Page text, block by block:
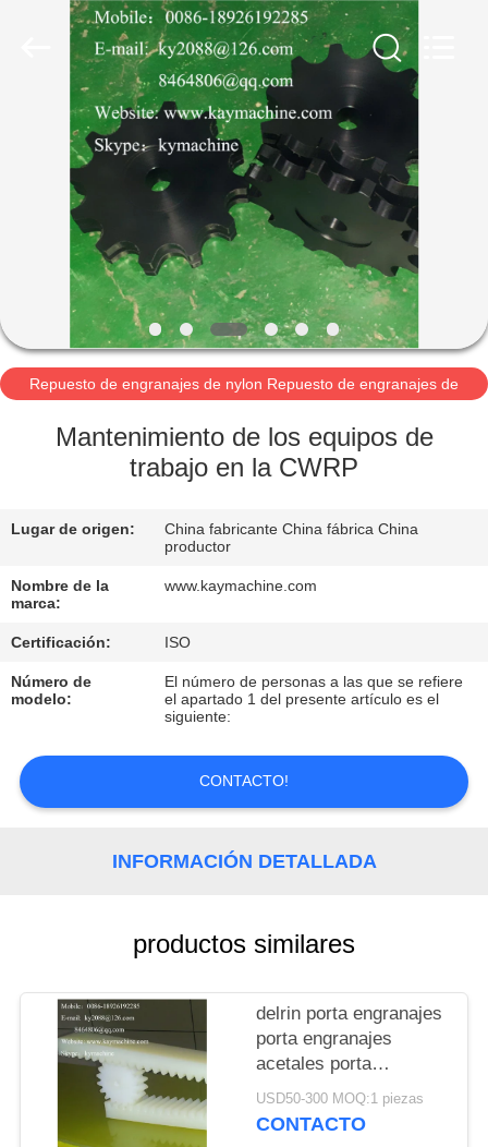
INICIO
PRODUCTOS
SOBRE
NOSOTROS
VISITA
A
FÁBRICA
CONTROL
CALIDAD
CONTACTO
SOLICITAR
DEL
SITIO
PRIVACY
POLICY
Repuesto de engranajes de nylon Repuesto de engranajes de
Mantenimiento de los equipos de
trabajo en la CWRP
Lugar de origen:
China fabricante China fábrica China
productor
Nombre de la
marca:
www.kaymachine.com
Certificación: ISO
Número de
modelo:
El número de personas a las que se refiere
el apartado 1 del presente artículo es el
siguiente:
CONTACTO!
INFORMACIÓN DETALLADA
productos similares
delrin porta engranajes
porta engranajes
acetales porta
engranajes POM porta
engranajes acetales
USD50-300 MOQ:1 piezas
CONTACTO